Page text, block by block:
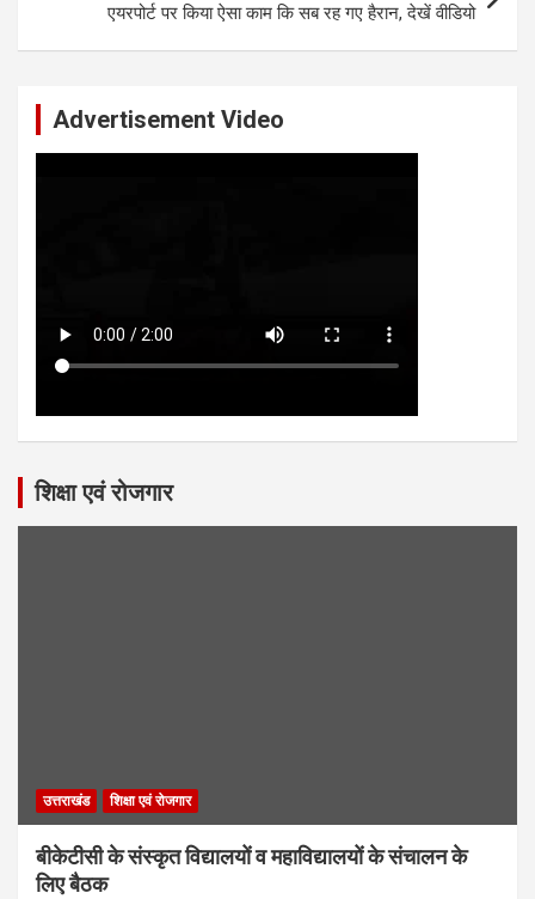
एयरपोर्ट पर किया ऐसा काम कि सब रह गए हैरान, देखें वीडियो
Advertisement Video
शिक्षा एवं रोजगार
उत्तराखंड शिक्षा एवं रोजगार
बीकेटीसी के संस्कृत विद्यालयों व महाविद्यालयों के संचालन के
लिए बैठक